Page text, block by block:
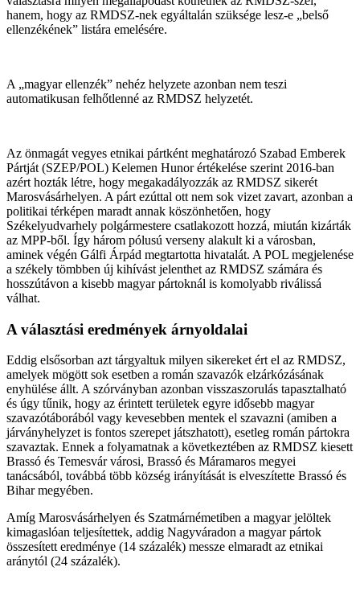
hanem, hogy az RMDSZ-nek egyáltalán szüksége lesz-e „belső
ellenzékének” listára emelésére.
A „magyar ellenzék” nehéz helyzete azonban nem teszi
automatikusan felhőtlenné az RMDSZ helyzetét.
Az önmagát vegyes etnikai pártként meghatározó Szabad Emberek
Pártját (SZEP/POL) Kelemen Hunor értékelése szerint 2016-ban
azért hozták létre, hogy megakadályozzák az RMDSZ sikerét
Marosvásárhelyen. A párt ezúttal ott nem sok vizet zavart, azonban a
politikai térképen maradt annak köszönhetően, hogy
Székelyudvarhely polgármestere csatlakozott hozzá, miután kizárták
az MPP-ből. Így három pólusú verseny alakult ki a városban,
aminek végén Gálfi Árpád megtartotta hivatalát. A POL megjelenése
a székely tömbben új kihívást jelenthet az RMDSZ számára és
hosszútávon a kisebb magyar pártoknál is komolyabb riválissá
válhat.
A választási eredmények árnyoldalai
Eddig elsősorban azt tárgyaltuk milyen sikereket ért el az RMDSZ,
amelyek mögött sok esetben a román szavazók elzárkózásának
enyhülése állt. A szórványban azonban visszaszorulás tapasztalható
és úgy tűnik, hogy az érintett területek egyre idősebb magyar
szavazótáborából vagy kevesebben mentek el szavazni (amiben a
járványhelyzet is fontos szerepet játszhatott), esetleg román pártokra
szavaztak. Ennek a folyamatnak a következtében az RMDSZ kiesett
Brassó és Temesvár városi, Brassó és Máramaros megyei
tanácsából, továbbá több község irányítását is elveszítette Brassó és
Bihar megyében.
Amíg Marosvásárhelyen és Szatmárnémetiben a magyar jelöltek
kimagaslóan teljesítettek, addig Nagyváradon a magyar pártok
összesített eredménye (14 százalék) messze elmaradt az etnikai
aránytól (24 százalék).